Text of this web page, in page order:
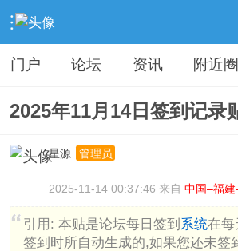
› 分类信息 › 广告灌水 › 内容
门户 论坛 资讯 附近圈
2025年11月14日签到记录
星源
管理员
2025-11-14 00:37:46 来自 中国–福
引用: 本贴是论坛每日签到 系统在每
签到时所自动生成的,如果您还未签